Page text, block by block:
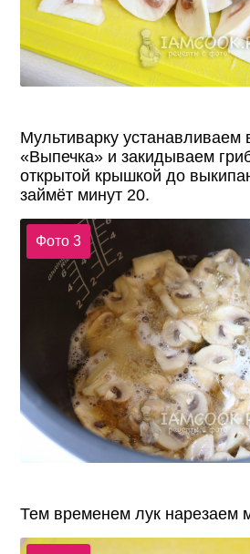
Мультиварку устанавливаем
«Выпечка» и закидываем
открытой крышкой до
займёт минут 20.
Фото 3
Тем временем лук нарезаем